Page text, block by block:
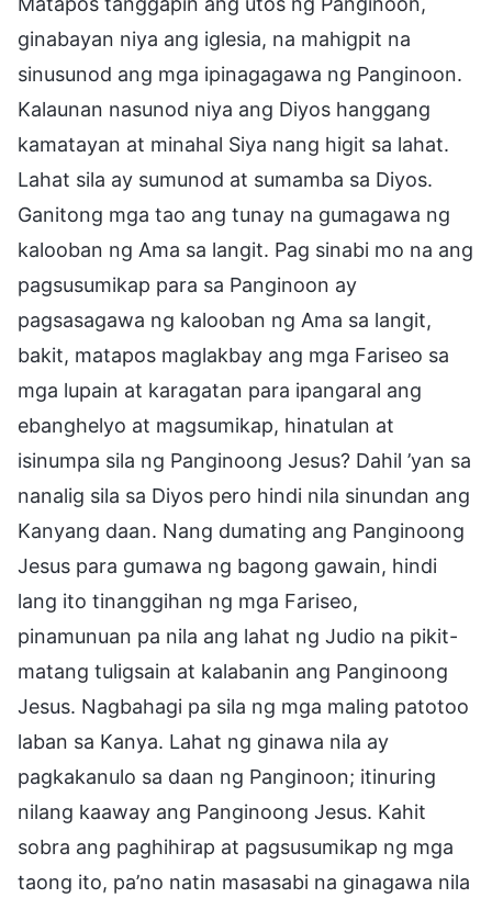
ginabayan niya ang iglesia, na mahigpit na
sinusunod ang mga ipinagagawa ng Panginoon.
Kalaunan nasunod niya ang Diyos hanggang
kamatayan at minahal Siya nang higit sa lahat.
Lahat sila ay sumunod at sumamba sa Diyos.
Ganitong mga tao ang tunay na gumagawa ng
kalooban ng Ama sa langit. Pag sinabi mo na ang
pagsusumikap para sa Panginoon ay
pagsasagawa ng kalooban ng Ama sa langit,
bakit, matapos maglakbay ang mga Fariseo sa
mga lupain at karagatan para ipangaral ang
ebanghelyo at magsumikap, hinatulan at
isinumpa sila ng Panginoong Jesus? Dahil ’yan sa
nanalig sila sa Diyos pero hindi nila sinundan ang
Kanyang daan. Nang dumating ang Panginoong
Jesus para gumawa ng bagong gawain, hindi
lang ito tinanggihan ng mga Fariseo,
pinamunuan pa nila ang lahat ng Judio na pikit-
matang tuligsain at kalabanin ang Panginoong
Jesus. Nagbahagi pa sila ng mga maling patotoo
laban sa Kanya. Lahat ng ginawa nila ay
pagkakanulo sa daan ng Panginoon; itinuring
nilang kaaway ang Panginoong Jesus. Kahit
sobra ang paghihirap at pagsusumikap ng mga
taong ito, pa’no natin masasabi na ginagawa nila